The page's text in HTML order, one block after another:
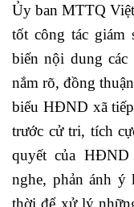
Ủy ban MTTQ
tốt công tác giám
biến nội dung
nắm rõ, đồng
biểu HĐND xã
trước cử tri, tích
quyết của
nghe, phản ánh ý
thời để xử lý